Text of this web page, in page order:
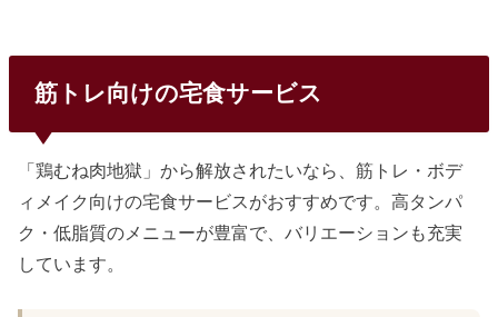
筋トレ向けの宅食サービス
「鶏むね肉地獄」から解放されたいなら、筋トレ・ボデ
ィメイク向けの宅食サービスがおすすめです。高タンパ
ク・低脂質のメニューが豊富で、バリエーションも充実
しています。